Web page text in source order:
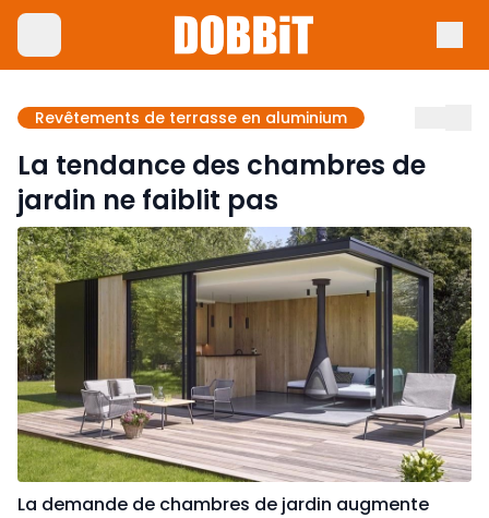
Revêtements de terrasse en aluminium
La tendance des chambres de
jardin ne faiblit pas
La demande de chambres de jardin augmente